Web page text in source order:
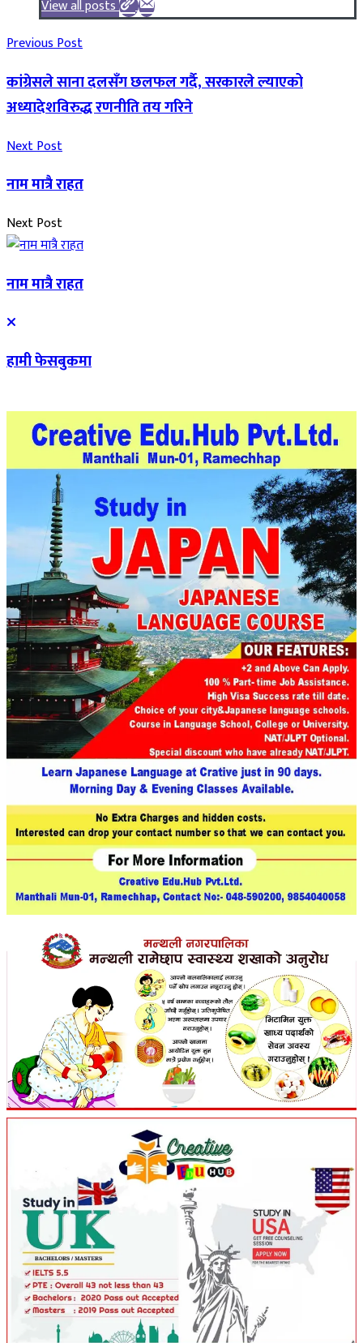
View all posts
Previous Post
कांग्रेसले साना दलसँग छलफल गर्दै, सरकारले ल्याएको
अध्यादेशविरुद्ध रणनीति तय गरिने
Next Post
नाम मात्रै राहत
Next Post
नाम मात्रै राहत
हामी फेसबुकमा